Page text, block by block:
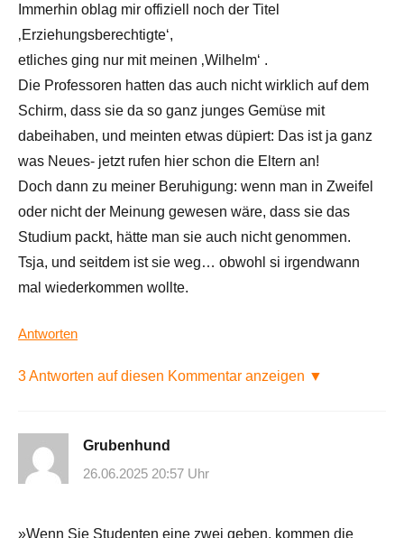
Immerhin oblag mir offiziell noch der Titel
‚Erziehungsberechtigte‘,
etliches ging nur mit meinen ‚Wilhelm‘ .
Die Professoren hatten das auch nicht wirklich auf dem
Schirm, dass sie da so ganz junges Gemüse mit
dabeihaben, und meinten etwas düpiert: Das ist ja ganz
was Neues- jetzt rufen hier schon die Eltern an!
Doch dann zu meiner Beruhigung: wenn man in Zweifel
oder nicht der Meinung gewesen wäre, dass sie das
Studium packt, hätte man sie auch nicht genommen.
Tsja, und seitdem ist sie weg… obwohl si irgendwann
mal wiederkommen wollte.
Antworten
3 Antworten auf diesen Kommentar anzeigen ▼
Grubenhund
26.06.2025 20:57 Uhr
»Wenn Sie Studenten eine zwei geben, kommen die